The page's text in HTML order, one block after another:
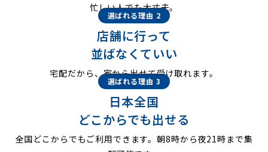
忙しい人でも大丈夫。
選ばれる理由 2
店舗に行って
並ばなくていい
宅配だから、家から出せて受け取れます。
選ばれる理由 3
日本全国
どこからでも出せる
全国どこからでもご利用できます。朝8時から夜21時まで集